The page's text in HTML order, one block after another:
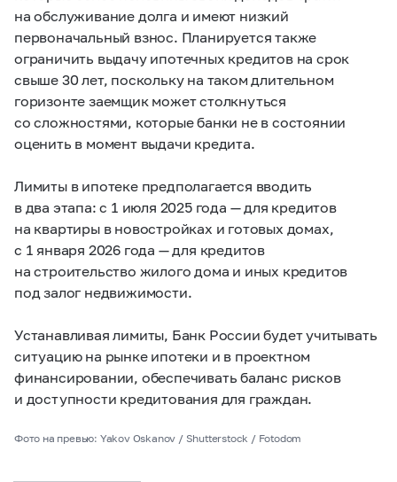
на обслуживание долга и имеют низкий
первоначальный взнос. Планируется также
ограничить выдачу ипотечных кредитов на срок
свыше 30 лет, поскольку на таком длительном
горизонте заемщик может столкнуться
со сложностями, которые банки не в состоянии
оценить в момент выдачи кредита.
Лимиты в ипотеке предполагается вводить
в два этапа: с 1 июля 2025 года — для кредитов
на квартиры в новостройках и готовых домах,
с 1 января 2026 года — для кредитов
на строительство жилого дома и иных кредитов
под залог недвижимости.
Устанавливая лимиты, Банк России будет учитывать
ситуацию на рынке ипотеки и в проектном
финансировании, обеспечивать баланс рисков
и доступности кредитования для граждан.
Фото на превью: Yakov Oskanov / Shutterstock / Fotodom